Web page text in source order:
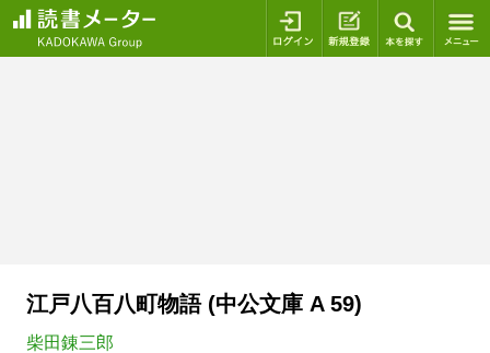
ログイン 新規登録
江戸八百八町物語 (中公文庫 A 59)
柴田錬三郎